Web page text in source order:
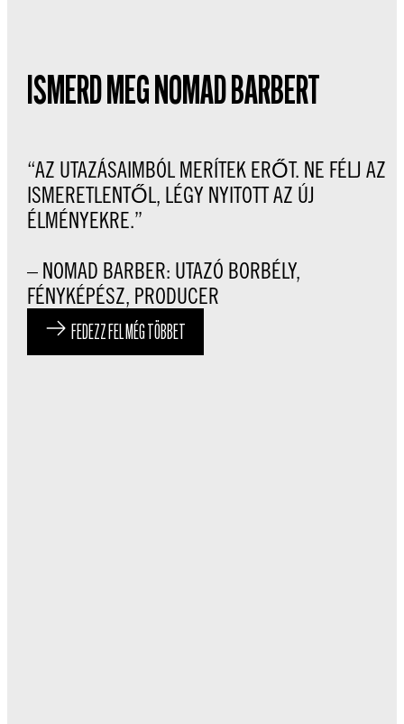
ISMERD MEG NOMAD BARBERT
“AZ UTAZÁSAIMBÓL MERÍTEK ERŐT. NE FÉLJ AZ
ISMERETLENTŐL, LÉGY NYITOTT AZ ÚJ
ÉLMÉNYEKRE.”
– NOMAD BARBER: UTAZÓ BORBÉLY,
FÉNYKÉPÉSZ, PRODUCER
FEDEZZ FEL MÉG TÖBBET